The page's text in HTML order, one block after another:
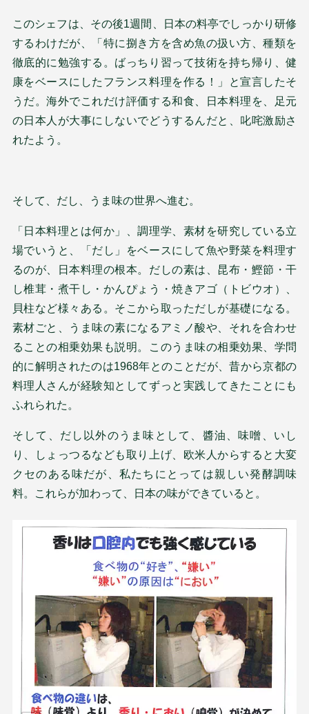
このシェフは、その後1週間、日本の料亭でしっかり研修
するわけだが、「特に捌き方を含め魚の扱い方、種類を
徹底的に勉強する。ばっちり習って技術を持ち帰り、健
康をベースにしたフランス料理を作る！」と宣言したそ
うだ。海外でこれだけ評価する和食、日本料理を、足元
の日本人が大事にしないでどうするんだと、叱咤激励さ
れたよう。
そして、だし、うま味の世界へ進む。
「日本料理とは何か」、調理学、素材を研究している立
場でいうと、「だし」をベースにして魚や野菜を料理す
るのが、日本料理の根本。だしの素は、昆布・鰹節・干
し椎茸・煮干し・かんぴょう・焼きアゴ（トビウオ）、
貝柱など様々ある。そこから取っただしが基礎になる。
素材ごと、うま味の素になるアミノ酸や、それを合わせ
ることの相乗効果も説明。このうま味の相乗効果、学問
的に解明されたのは1968年とのことだが、昔から京都の
料理人さんが経験知としてずっと実践してきたことにも
ふれられた。
そして、だし以外のうま味として、醬油、味噌、いし
り、しょっつるなども取り上げ、欧米人からすると大変
クセのある味だが、私たちにとっては親しい発酵調味
料。これらが加わって、日本の味ができていると。